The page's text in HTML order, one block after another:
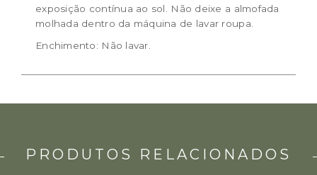
exposição contínua ao sol. Não deixe a almofada
molhada dentro da máquina de lavar roupa.
Enchimento: Não lavar.
PRODUTOS RELACIONADOS